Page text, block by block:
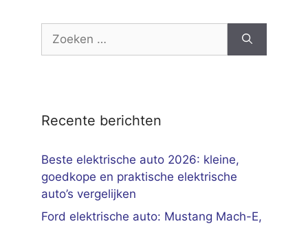
naar:
Recente berichten
Beste elektrische auto 2026: kleine,
goedkope en praktische elektrische
auto’s vergelijken
Ford elektrische auto: Mustang Mach-E,